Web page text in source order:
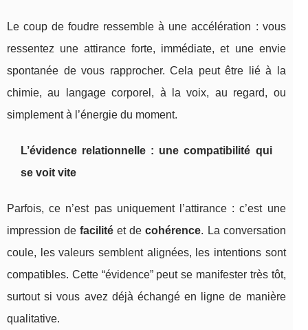
Le coup de foudre ressemble à une accélération : vous
ressentez une attirance forte, immédiate, et une envie
spontanée de vous rapprocher. Cela peut être lié à la
chimie, au langage corporel, à la voix, au regard, ou
simplement à l’énergie du moment.
L’évidence relationnelle : une compatibilité qui
se voit vite
Parfois, ce n’est pas uniquement l’attirance : c’est une
impression defacilité et decohérence. La conversation
coule, les valeurs semblent alignées, les intentions sont
compatibles. Cette “évidence” peut se manifester très tôt,
surtout si vous avez déjà échangé en ligne de manière
qualitative.